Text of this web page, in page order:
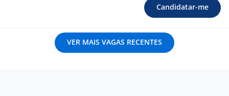
Candidatar-me
VER MAIS VAGAS RECENTES